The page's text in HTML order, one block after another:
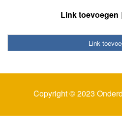
Link toevoegen
Link
Copyright © 2023